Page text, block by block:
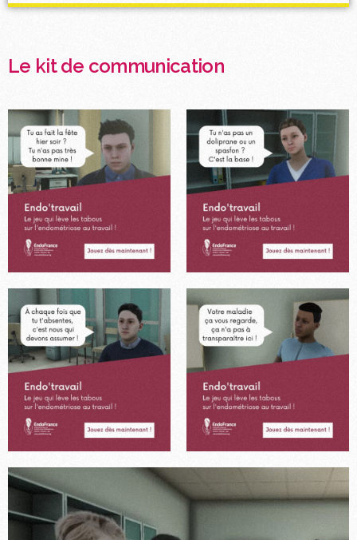
Le kit de communication